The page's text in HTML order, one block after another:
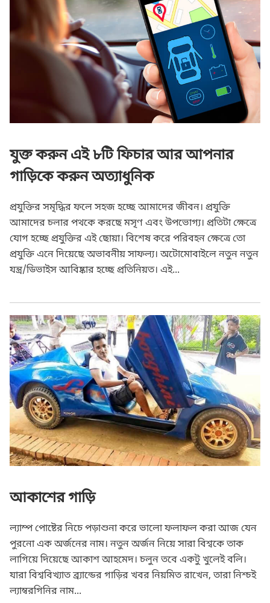
যুক্ত করুন এই ৮টি ফিচার আর আপনার
গাড়িকে করুন অত্যাধুনিক
প্রযুক্তির সমৃদ্ধির ফলে সহজ হচ্ছে আমাদের জীবন। প্রযুক্তি
আমাদের চলার পথকে করছে মসৃণ এবং উপভোগ্য। প্রতিটা ক্ষেত্রে
যোগ হচ্ছে প্রযুক্তির এই ছোয়া। বিশেষ করে পরিবহন ক্ষেত্রে তো
প্রযুক্তি এনে দিয়েছে অভাবনীয় সাফল্য। অটোমোবাইলে নতুন নতুন
যন্ত্র/ডিভাইস আবিষ্কার হচ্ছে প্রতিনিয়ত। এই...
আকাশের গাড়ি
ল্যাম্প পোষ্টের নিচে পড়াশুনা করে ভালো ফলাফল করা আজ যেন
পুরনো এক অর্জনের নাম। নতুন অর্জন নিয়ে সারা বিশ্বকে তাক
লাগিয়ে দিয়েছে আকাশ আহমেদ। চলুন তবে একটু খুলেই বলি।
যারা বিশ্ববিখ্যাত ব্র্যান্ডের গাড়ির খবর নিয়মিত রাখেন, তারা নিশ্চই
ল্যাম্বরগিনির নাম...